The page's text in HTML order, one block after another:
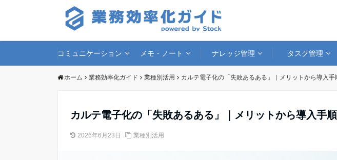
コミュニケーション メモ・ノート ナレッジ管理 タスク管理
ホーム 業務効率化ガイド 業種別活用 カルテ電子化の「失敗あるある」｜メリットから導入
カルテ電子化の「失敗あるある」｜メリットから導入手
2026年6月23日 業種別活用